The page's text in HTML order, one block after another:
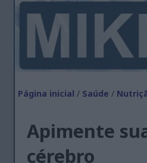
Página inicial / Saúde /
Apimente
cérebro